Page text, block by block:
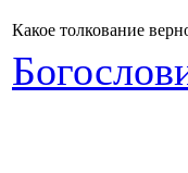
Какое толкование